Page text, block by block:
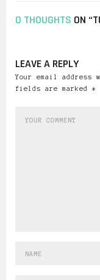
0 THOUGHTS ON
LEAVE A REPLY
Your email address
fields are marked *